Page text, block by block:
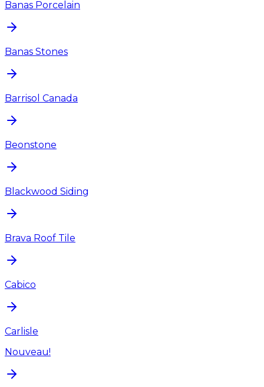
Banas Porcelain
Banas Stones
Barrisol Canada
Beonstone
Blackwood Siding
Brava Roof Tile
Cabico
Carlisle
Nouveau!